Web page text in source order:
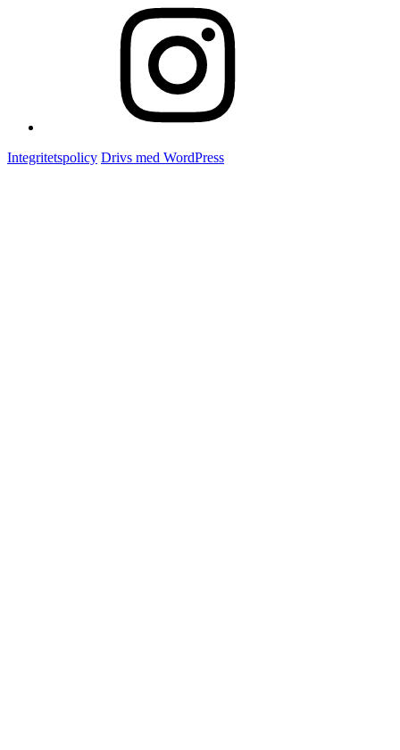
Integritetspolicy Drivs med WordPress